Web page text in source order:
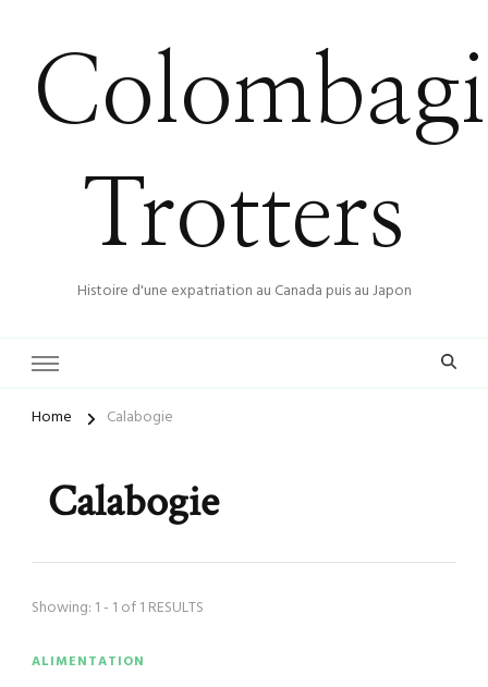
Trotters
Histoire d'une expatriation au Canada puis au Japon
Home Calabogie
Calabogie
Showing: 1 - 1 of 1 RESULTS
ALIMENTATION